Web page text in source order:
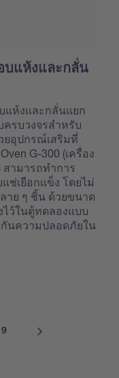
บแห้งและกลั่น
แห้งและกลั่นแยก
ครบวงจรสำหรับ
ยอุปกรณ์เสริมที่
G-300 (เครื่อง
ามารถทำการ
ช่เยือกแข็ง โดยไม่
าย ๆ ชิ้น ด้วยขนาด
ไว้ในตู้ทดลองแบบ
กันความปลอดภัยใน
9